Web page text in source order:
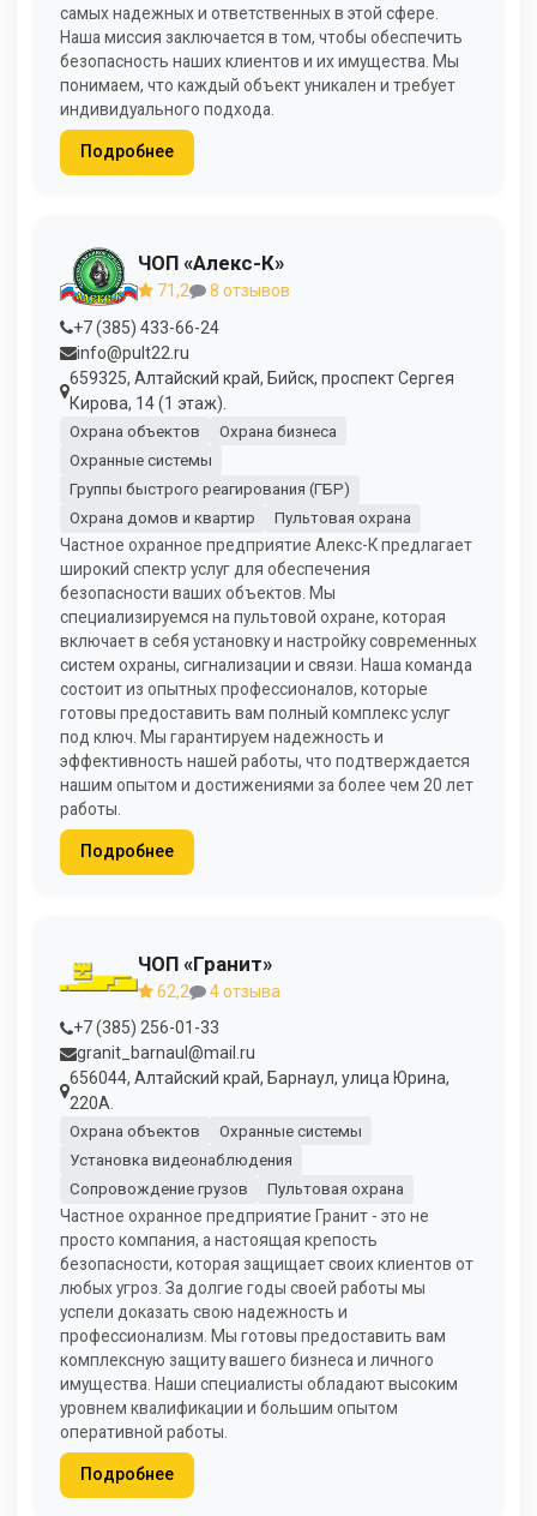
самых надежных и ответственных в этой сфере.
Наша миссия заключается в том, чтобы обеспечить
безопасность наших клиентов и их имущества. Мы
понимаем, что каждый объект уникален и требует
индивидуального подхода.
Подробнее
ЧОП «Алекс-К»
71,2
8 отзывов
+7 (385) 433-66-24
info@pult22.ru
659325, Алтайский край, Бийск, проспект Сергея
Кирова, 14 (1 этаж).
Охрана объектов
Охрана бизнеса
Охранные системы
Группы быстрого реагирования (ГБР)
Охрана домов и квартир
Пультовая охрана
Частное охранное предприятие Алекс-К предлагает
широкий спектр услуг для обеспечения
безопасности ваших объектов. Мы
специализируемся на пультовой охране, которая
включает в себя установку и настройку современных
систем охраны, сигнализации и связи. Наша команда
состоит из опытных профессионалов, которые
готовы предоставить вам полный комплекс услуг
под ключ. Мы гарантируем надежность и
эффективность нашей работы, что подтверждается
нашим опытом и достижениями за более чем 20 лет
работы.
Подробнее
ЧОП «Гранит»
62,2
4 отзыва
+7 (385) 256-01-33
granit_barnaul@mail.ru
656044, Алтайский край, Барнаул, улица Юрина,
220А.
Охрана объектов
Охранные системы
Установка видеонаблюдения
Сопровождение грузов
Пультовая охрана
Частное охранное предприятие Гранит - это не
просто компания, а настоящая крепость
безопасности, которая защищает своих клиентов от
любых угроз. За долгие годы своей работы мы
успели доказать свою надежность и
профессионализм. Мы готовы предоставить вам
комплексную защиту вашего бизнеса и личного
имущества. Наши специалисты обладают высоким
уровнем квалификации и большим опытом
оперативной работы.
Подробнее